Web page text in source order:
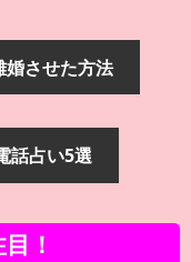
させた方法
話占い5選
！